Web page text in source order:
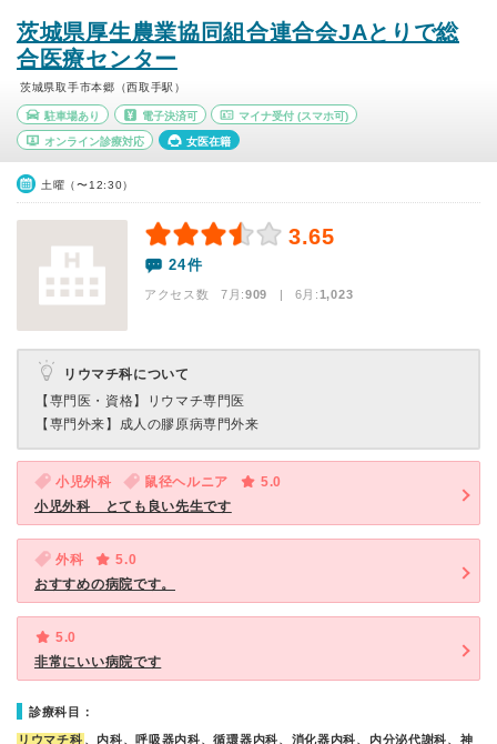
茨城県厚生農業協同組合連合会JAとりで総
合医療センター
茨城県取手市本郷（西取手駅）
駐車場あり 電子決済可 マイナ受付 (スマホ可)
オンライン診療対応 女医在籍
土曜（〜12:30）
3.65
24件
アクセス数 7月:909 | 6月:1,023
リウマチ科について
【専門医・資格】
リウマチ専門医
【専門外来】 成人の膠原病専門外来
小児外科 鼠径ヘルニア
5.0
小児外科 とても良い先生です
外科
5.0
おすすめの病院です。
5.0
非常にいい病院です
診療科目：
リウマチ科 、内科、呼吸器内科、循環器内科、消化器内科、内分泌代謝科、神